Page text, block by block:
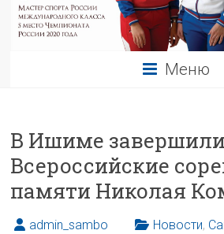
Меню
В Ишиме
Всероссийские
памяти Николая
admin_sambo Новости,